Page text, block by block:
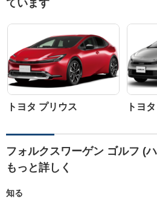
ています
トヨタ プリウス トヨ
フォルクスワーゲン ゴルフ (
もっと詳しく
知る